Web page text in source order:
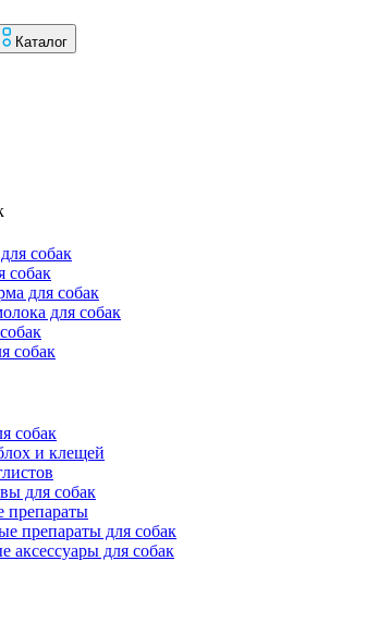
Каталог
собак
собак
для собак
для собак
собак
собак
и клещей
для собак
препараты
препараты для собак
аксессуары для собак